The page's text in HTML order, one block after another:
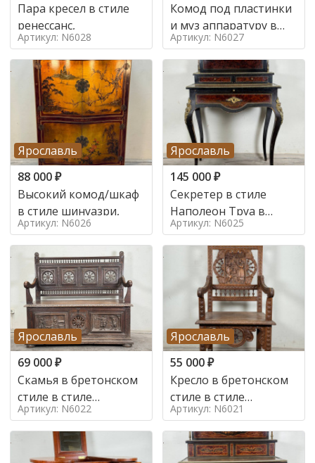
Пара кресел в стиле
ренессанс,
Артикул: N6028
Комод под пластинки
и муз аппаратуру в
стиле шинуазри,
Артикул: N6027
Ярославль
88 000₽
Высокий комод/шкаф
в стиле шинуазри,
Артикул: N6026
Ярославль
145 000₽
Секретер в стиле
Наполеон Труа в
стиле 19 век
Артикул: N6025
Ярославль
69 000₽
Скамья в бретонском
стиле в стиле
Артикул: N6022
Ярославль
55 000₽
Кресло в бретонском
стиле в стиле
Артикул: N6021